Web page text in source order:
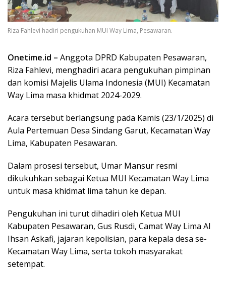
Riza Fahlevi hadiri pengukuhan MUI Way Lima, Pesawaran.
Onetime.id – Anggota DPRD Kabupaten Pesawaran,
Riza Fahlevi, menghadiri acara pengukuhan pimpinan
dan komisi Majelis Ulama Indonesia (MUI) Kecamatan
Way Lima masa khidmat 2024-2029.
Acara tersebut berlangsung pada Kamis (23/1/2025) di
Aula Pertemuan Desa Sindang Garut, Kecamatan Way
Lima, Kabupaten Pesawaran.
Dalam prosesi tersebut, Umar Mansur resmi
dikukuhkan sebagai Ketua MUI Kecamatan Way Lima
untuk masa khidmat lima tahun ke depan.
Pengukuhan ini turut dihadiri oleh Ketua MUI
Kabupaten Pesawaran, Gus Rusdi, Camat Way Lima Al
Ihsan Askafi, jajaran kepolisian, para kepala desa se-
Kecamatan Way Lima, serta tokoh masyarakat
setempat.